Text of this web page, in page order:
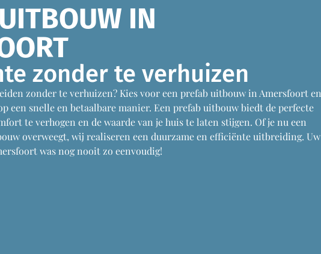
IN
zonder te verhuizen
zonder te verhuizen? Kies voor een prefab uitbouw in Amersfoort en
een snelle en betaalbare manier. Een prefab uitbouw biedt de perfecte
te verhogen en de waarde van je huis te laten stijgen. Of je nu een
overweegt, wij realiseren een duurzame en efficiënte uitbreiding. Uw
was nog nooit zo eenvoudig!